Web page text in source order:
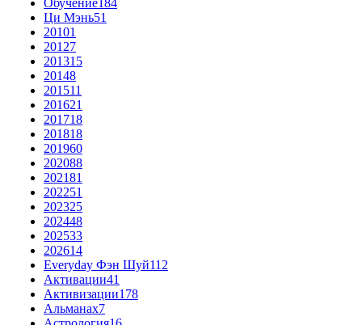
Обучение184
Ци Мэнь51
20101
20127
201315
20148
201511
201621
201718
201818
201960
202088
202181
202251
202325
202448
202533
202614
Everyday Фэн Шуй112
Активации41
Активизации178
Альманах7